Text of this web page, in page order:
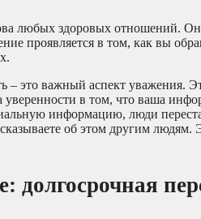
любых здоровых отношений.
проявляется в том, как вы
– это важный аспект уважения.
уверенности в том, что ваша
информацию, люди
об этом другим
долгосрочная